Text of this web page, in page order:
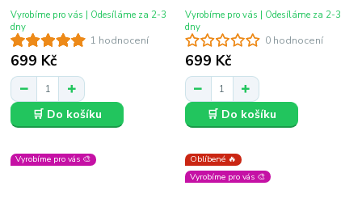
1 hodnocení
699 Kč
Vyrobíme pro vás | Odesíláme za 2-3
dny
🛒 Do košíku
0 hodnocení
699 Kč
Vyrobíme pro vás | Odesíláme za 2-3
dny
🛒 Do košíku
Vyrobíme pro vás 🎨
Oblíbené 🔥
Vyrobíme pro vás 🎨